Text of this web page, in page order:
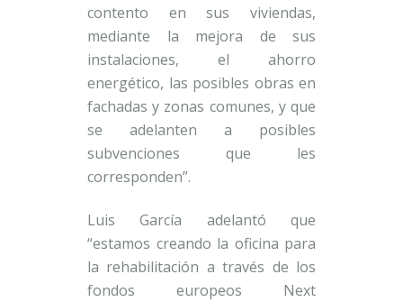
contento en sus viviendas,
mediante la mejora de sus
instalaciones, el ahorro
energético, las posibles obras en
fachadas y zonas comunes, y que
se adelanten a posibles
subvenciones que les
corresponden”.
Luis García adelantó que
“estamos creando la oficina para
la rehabilitación a través de los
fondos europeos Next